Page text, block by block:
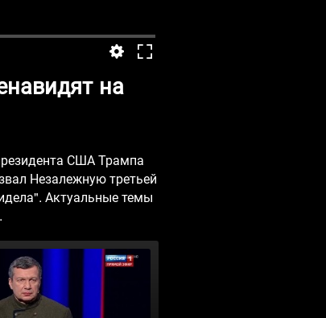
на
США Трампа
Незалежную третьей
Актуальные темы